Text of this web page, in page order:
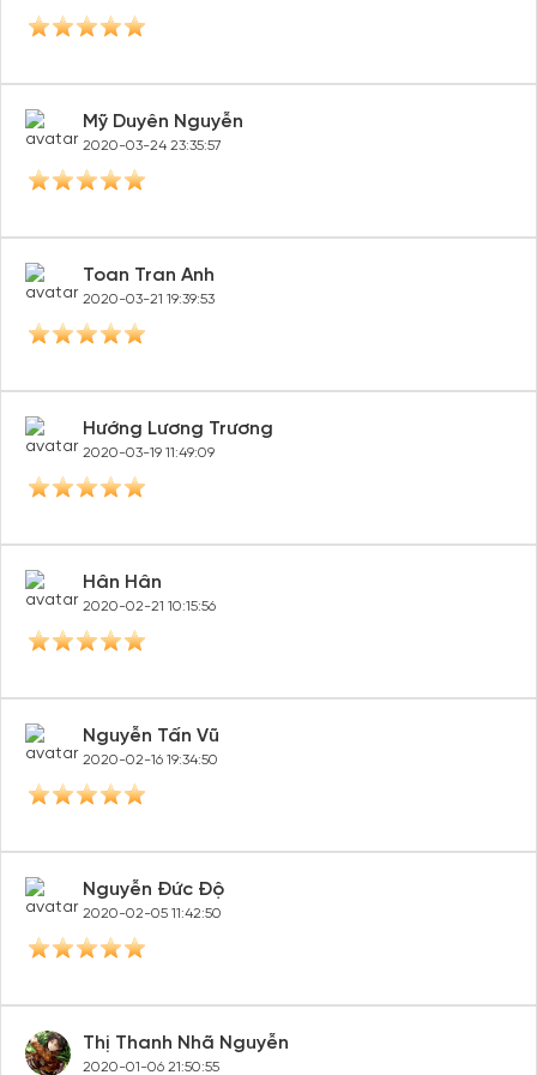
Mỹ Duyên Nguyễn
2020-03-24 23:35:57
Toan Tran Anh
2020-03-21 19:39:53
Hướng Lương Trương
2020-03-19 11:49:09
Hân Hân
2020-02-21 10:15:56
Nguyễn Tấn Vũ
2020-02-16 19:34:50
Nguyễn Đức Độ
2020-02-05 11:42:50
Thị Thanh Nhã Nguyễn
2020-01-06 21:50:55